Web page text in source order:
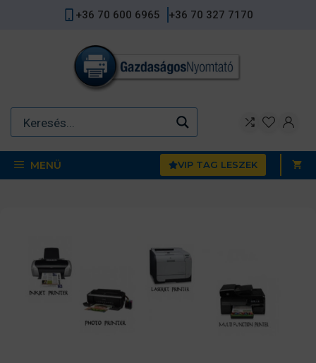
+36 70 600 6965 +36 70 327 7170
MENÜ VIP TAG LESZEK